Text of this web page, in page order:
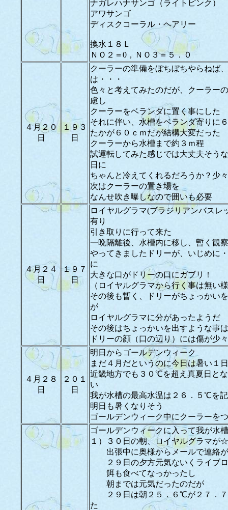
ナガレハナサンゴ（ライトピンク）
アワサンゴ
ディスクコーラル・ヘアリー
換水１８Ｌ
ＮＯ２＝0，ＮＯ３＝５．０
４月２０
日
１９３
日
クーラーの準備をぼちぼちやらねば
は・・・
色々と考えてみたのだが、クーラー
慮し
クーラーをベランダに置く事にした
それに伴い、水槽をベランダ寄りに
たかが６０ｃｍだが結構大変だった
クーラーから水槽まで約３ｍ程
試運転してみた感じでは大丈夫そう
日に
ちゃんと冷えてくれるだろうか？少
次はクーラーの置き場を
なんせ吹き曝しなので囲いも必要
４月２４
日
１９７
日
ロイヤルグラマ(ブラジリアンバスレ
有り
引き取りに行って来た
一晩隔離後、水槽内に移し、暫く観
やってきましたドリーが、いじめに
に
大きな口がドリーの口にガブリ！
（ロイヤルグラマから行く事は無い
その後も暫く、ドリーがちょっかい
が
ロイヤルグラマに分があったようだ
その後はちょっかいを出すような事
ドリーの顔（口の辺り）には傷が少
４月２８
日
２０１
日
明日からゴールデンウィーク
まだ４月だというのに今日は暑い１
近畿地方でも３０℃を超え真夏日と
い
我が水槽の最高水温は２６．５℃を
明日も暑くなりそう
ゴールデンウィーク中にクーラーを
ゴールデンウィークに入って我が水
１）３０日の朝、ロイヤルグラマが
出張中に奥様からメールで連絡が
２９日の夕方元気ないくライブロ
餌も食べてなっかったし
朝までは元気だったのだが
２９日は朝２５．６℃が２７．７
た